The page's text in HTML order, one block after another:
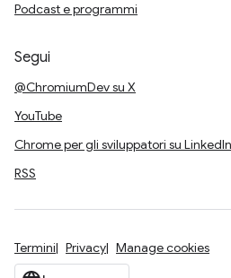
Podcast e programmi
Segui
@ChromiumDev su X
YouTube
Chrome per gli sviluppatori su LinkedIn
RSS
Termini Privacy Manage cookies